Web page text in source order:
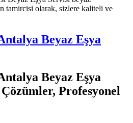
tamircisi olarak, sizlere kaliteli ve
Beyaz Eşya
Beyaz Eşya
Profesyonel